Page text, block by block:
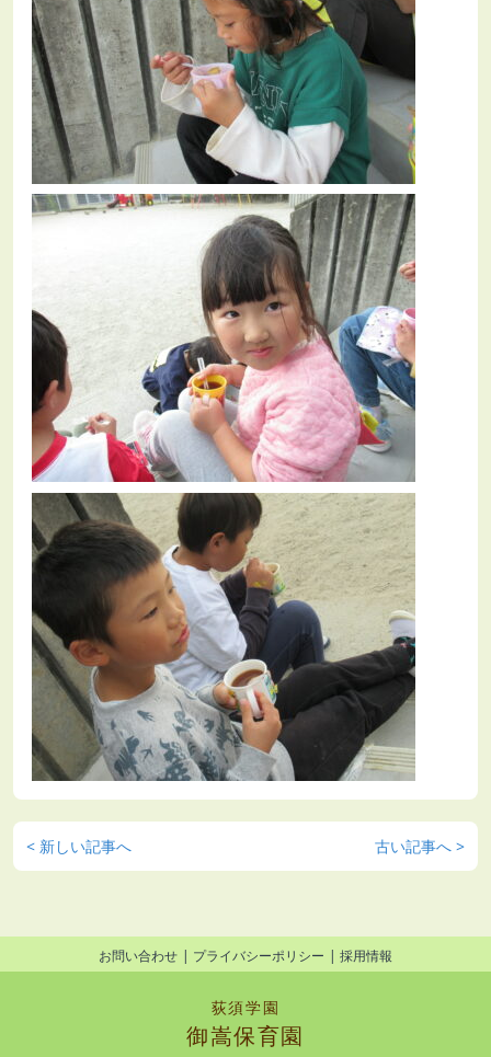
< 新しい記事へ 古い記事へ >
お問い合わせ プライバシーポリシー 採用情報
荻須学園
御嵩保育園